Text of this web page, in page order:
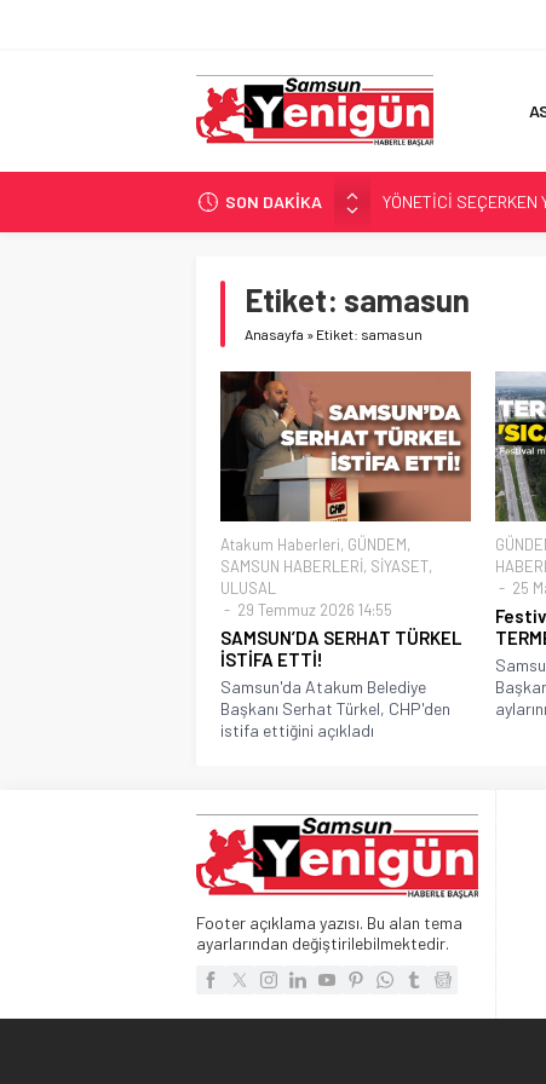
SON DAKİKA
YÖNETİCİ SEÇERKEN
GERİ SAYIM BAŞLADI
‘BAFRA’YA YATIRIM
İŞTE FINDIK FİYATI!
Etiket: samasun
Anasayfa » Etiket: samasun
Atakum Haberleri, GÜNDEM,
SAMSUN HABERLERİ, SİYASET,
ULUSAL
29 Temmuz 2026 14:55
SAMSUN’DA SERHAT TÜRKEL
İSTİFA ETTİ!
Samsun'da Atakum Belediye
Başkanı Serhat Türkel, CHP'den
istifa ettiğini açıkladı
25
Footer açıklama yazısı. Bu alan tema
ayarlarından değiştirilebilmektedir.